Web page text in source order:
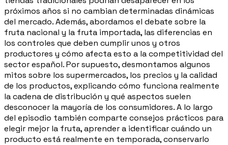
próximos años si no cambian determinadas dinámicas
del mercado. Además, abordamos el debate sobre la
fruta nacional y la fruta importada, las diferencias en
los controles que deben cumplir unos y otros
productores y cómo afecta esto a la competitividad del
sector español. Por supuesto, desmontamos algunos
mitos sobre los supermercados, los precios y la calidad
de los productos, explicando cómo funciona realmente
la cadena de distribución y qué aspectos suelen
desconocer la mayoría de los consumidores. A lo largo
del episodio también comparte consejos prácticos para
elegir mejor la fruta, aprender a identificar cuándo un
producto está realmente en temporada, conservarlo